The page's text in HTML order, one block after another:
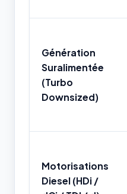
Génération
Suralimentée
(Turbo
Downsized)
Motorisations
Diesel (HDi /